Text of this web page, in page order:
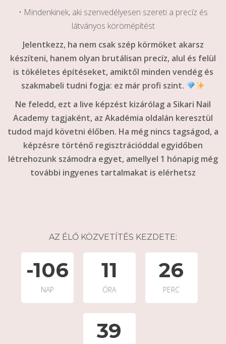
• Mindenkinek, aki szenvedélyesen szereti a precíz és
látványos körömépítést
Jelentkezz, ha nem csak szép körmöket akarsz
készíteni, hanem olyan brutálisan precíz, alul és felül
is tökéletes építéseket, amiktől minden vendég és
szakmabeli tudni fogja: ez már profi szint.
Ne feledd, ezt a live képzést kizárólag a Sikari Nail
Academy tagjaként, az Akadémia oldalán keresztül
tudod majd követni élőben. Ha még nincs tagságod, a
képzésre történő regisztrációddal egyidőben
létrehozunk számodra egyet, amellyel 1 hónapig még
további ingyenes tartalmakat is elérhetsz
AZ ÉLŐ KÖZVETÍTÉS KEZDETE:
-106
NAP
11
ÓRA
26
PERC
39